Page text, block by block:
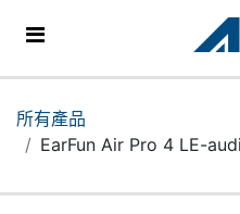
產品
所有產品
EarFun Air Pro 4 LE-